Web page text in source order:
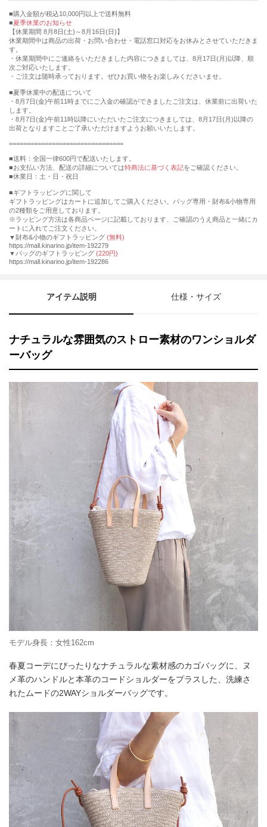
購入金額が税込10,000円以上で送料無料
夏季休業のお知らせ
【休業期間 8月8日(土)～8月16日(日)】
休業期間中は商品の出荷・お問い合わせ・電話窓口対応をお休みとさせていただきま
す。
・休業期間中にご連絡をいただきました内容につきましては、8月17日(月)以降、順
次ご対応いたします。
・ご注文は随時承っております。ぜひお買い物をお楽しみくださいませ。
■夏季休業中の配送について
・8月7日(金)午前11時までにご入金の確認ができましたご注文は、休業前に出荷いた
します。
・8月7日(金)午前11時以降にいただいたご注文につきましては、8月17日(月)以降の
出荷となりますことご了承いただけますようお願いいたします。
================================
■送料：全国一律600円で配送いたします。
■お支払い方法、配送の詳細については特商法に基づく表記をご確認ください。
■休業日：土・日・祝日
■ギフトラッピングに関して
ギフトラッピングはカートに追加してご購入ください。バッグ専用・財布&小物専用
の2種類をご用意しております。
※ラッピング方法は各商品ページに記載しております、ご確認のうえ商品と一緒にカ
ートに入れてご注文ください。
▼財布&小物のギフトラッピング (無料)
https://mall.kinarino.jp/item-192279
▼バッグのギフトラッピング (220円)
https://mall.kinarino.jp/item-192286
アイテム説明 仕様・サイズ
ナチュラルな雰囲気のストロー素材のワンショルダ
ーバッグ
モデル身長：女性162cm
春夏コーデにぴったりなナチュラルな素材感のカゴバッグに、ヌ
メ革のハンドルと本革のコードショルダーをプラスした、洗練さ
れたムードの2WAYショルダーバッグです。